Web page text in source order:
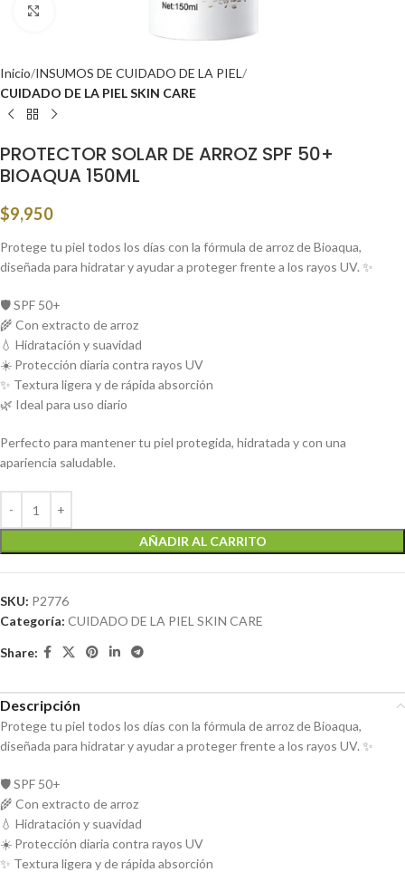
Inicio INSUMOS DE CUIDADO DE LA PIEL
CUIDADO DE LA PIEL SKIN CARE
PROTECTOR SOLAR DE ARROZ SPF 50+
BIOAQUA 150ML
$9,950
Protege tu piel todos los días con la fórmula de arroz de Bioaqua,
diseñada para hidratar y ayudar a proteger frente a los rayos UV. ✨
🛡️ SPF 50+
🌾 Con extracto de arroz
💧 Hidratación y suavidad
☀️ Protección diaria contra rayos UV
✨ Textura ligera y de rápida absorción
🌿 Ideal para uso diario
Perfecto para mantener tu piel protegida, hidratada y con una
apariencia saludable.
AÑADIR AL CARRITO
SKU: P2776
Categoría: CUIDADO DE LA PIEL SKIN CARE
Share:
Descripción
Protege tu piel todos los días con la fórmula de arroz de Bioaqua,
diseñada para hidratar y ayudar a proteger frente a los rayos UV. ✨
🛡️ SPF 50+
🌾 Con extracto de arroz
💧 Hidratación y suavidad
☀️ Protección diaria contra rayos UV
✨ Textura ligera y de rápida absorción